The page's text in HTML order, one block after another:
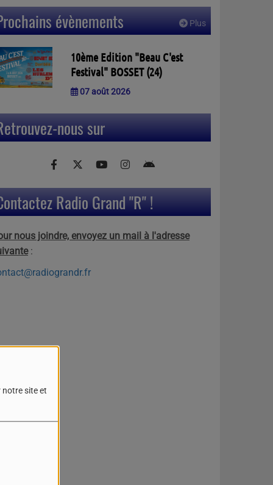
site et
Plus
évènements
10ème Edition "Beau C'est
Festival" BOSSET (24)
07 août 2026
nous sur
Radio Grand "R" !
nous joindre, envoyez un mail à l'adresse
: